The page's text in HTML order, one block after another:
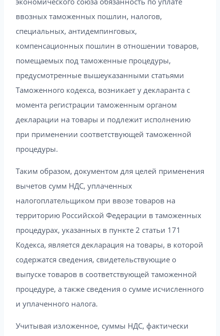
ввозных таможенных пошлин, налогов,
специальных, антидемпинговых,
компенсационных пошлин в отношении товаров,
помещаемых под таможенные процедуры,
предусмотренные вышеуказанными статьями
Таможенного кодекса, возникает у декларанта с
момента регистрации таможенным органом
декларации на товары и подлежит исполнению
при применении соответствующей таможенной
процедуры.
Таким образом, документом для целей применения
вычетов сумм НДС, уплаченных
налогоплательщиком при ввозе товаров на
территорию Российской Федерации в таможенных
процедурах, указанных в пункте 2 статьи 171
Кодекса, является декларация на товары, в которой
содержатся сведения, свидетельствующие о
выпуске товаров в соответствующей таможенной
процедуре, а также сведения о сумме исчисленного
и уплаченного налога.
Учитывая изложенное, суммы НДС, фактически